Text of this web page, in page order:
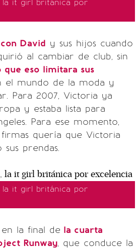
la it girl británica por
David y sus hijos cuando
al cambiar de club, sin
que eso limitara sus
el mundo de la moda y
Para 2007, Victoria ya
y estaba lista para
Para ese momento,
firmas quería que Victoria
sus prendas.
la it girl británica por
la final de la cuarta
Runway, que conduce la